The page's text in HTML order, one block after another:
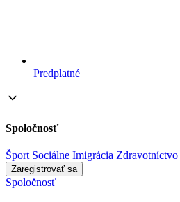
Predplatné
Spoločnosť
Šport Sociálne Imigrácia Zdravotníctvo
Zaregistrovať sa
Spoločnosť |